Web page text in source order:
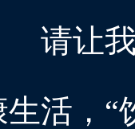
请让
生活，